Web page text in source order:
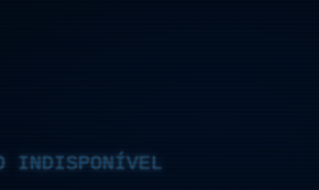
INDISPONÍVEL